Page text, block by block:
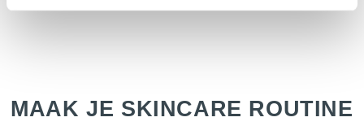
MAAK JE SKINCARE ROUTINE